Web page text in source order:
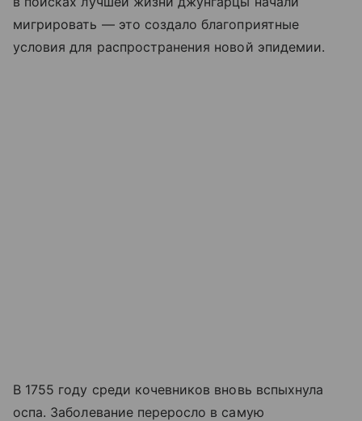
мигрировать — это создало благоприятные
условия для распространения новой эпидемии.
В 1755 году среди кочевников вновь вспыхнула
оспа. Заболевание переросло в самую